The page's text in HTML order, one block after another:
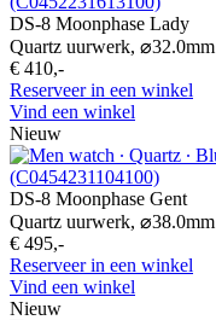
DS-8 Moonphase Lady
Quartz uurwerk, ⌀32.0mm
€ 410,-
Reserveer in een winkel
Vind een winkel
Nieuw
DS-8 Moonphase Gent
Quartz uurwerk, ⌀38.0mm
€ 495,-
Reserveer in een winkel
Vind een winkel
Nieuw